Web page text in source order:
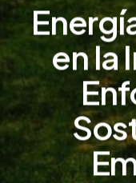
en la